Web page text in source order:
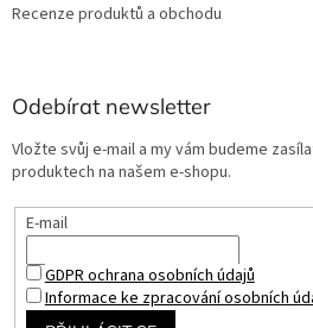
Recenze produktů a obchodu
Odebírat newsletter
Vložte svůj e-mail a my vám budeme
produktech na našem e-shopu.
E-mail
GDPR ochrana osobních údajů
Informace ke zpracování osobních